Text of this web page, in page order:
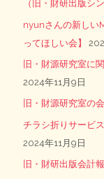
（旧・財研出版シ
nyunさんの新しい
ってほしい会】
旧・財源研究室に
2024年11月9日
旧・財源研究室の
チラシ折りサービ
2024年11月9日
旧・財研出版会計